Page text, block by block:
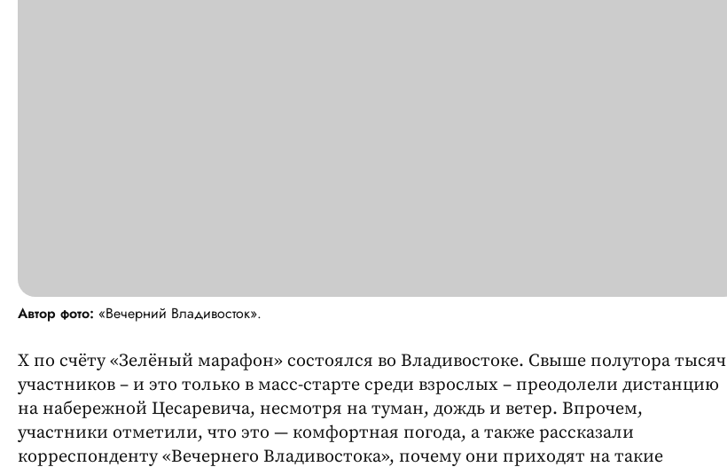
Автор фото: «Вечерний Владивосток».
X по счёту «Зелёный марафон» состоялся во Владивостоке. Свыше полутора тысяч
участников – и это только в масс-старте среди взрослых – преодолели дистанцию
на набережной Цесаревича, несмотря на туман, дождь и ветер. Впрочем,
участники отметили, что это — комфортная погода, а также рассказали
корреспонденту «Вечернего Владивостока», почему они приходят на такие